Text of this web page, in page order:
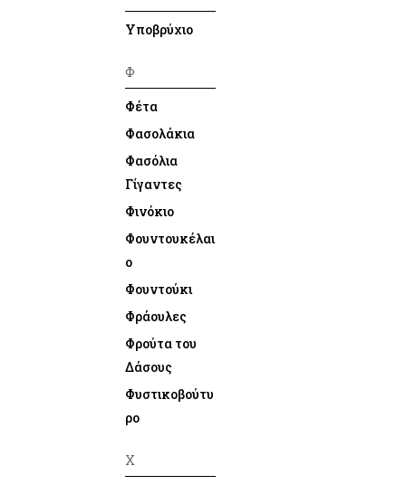
Υποβρύχιο
Φ
Φέτα
Φασολάκια
Φασόλια
Γίγαντες
Φινόκιο
Φουντουκέλαι
ο
Φουντούκι
Φράουλες
Φρούτα του
Δάσους
Φυστικοβούτυ
ρο
Χ